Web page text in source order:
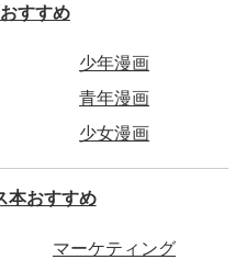
すすめ
少年漫画
青年漫画
少女漫画
本おすすめ
マーケティング